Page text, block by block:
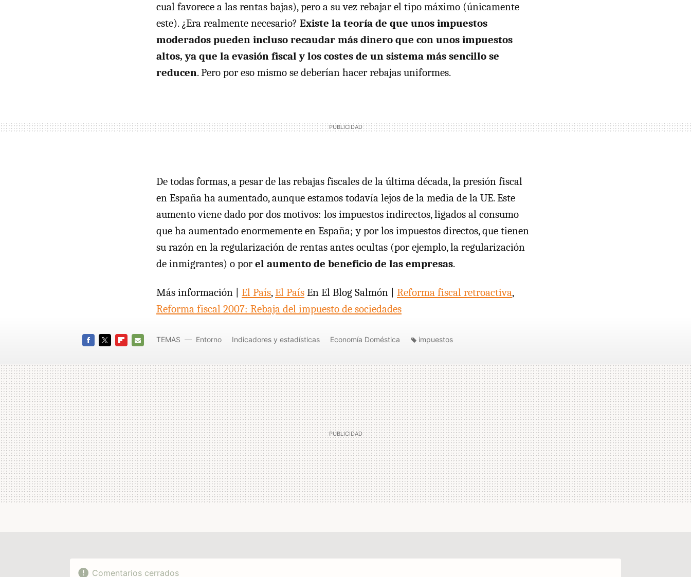
cual favorece a las rentas bajas), pero a su vez rebajar el tipo máximo (únicamente
este). ¿Era realmente necesario? Existe la teoría de que unos impuestos
moderados pueden incluso recaudar más dinero que con unos impuestos
altos, ya que la evasión fiscal y los costes de un sistema más sencillo se
reducen. Pero por eso mismo se deberían hacer rebajas uniformes.
De todas formas, a pesar de las rebajas fiscales de la última década, la presión fiscal
en España ha aumentado, aunque estamos todavía lejos de la media de la UE. Este
aumento viene dado por dos motivos: los impuestos indirectos, ligados al consumo
que ha aumentado enormemente en España; y por los impuestos directos, que tienen
su razón en la regularización de rentas antes ocultas (por ejemplo, la regularización
de inmigrantes) o porel aumento de beneficio de las empresas.
Más información | El País,El País En El Blog Salmón | Reforma fiscal retroactiva,
Reforma fiscal 2007: Rebaja del impuesto de sociedades
MAIL
TEMAS Entorno Indicadores y estadísticas Economía Doméstica impuestos
Comentarios cerrados